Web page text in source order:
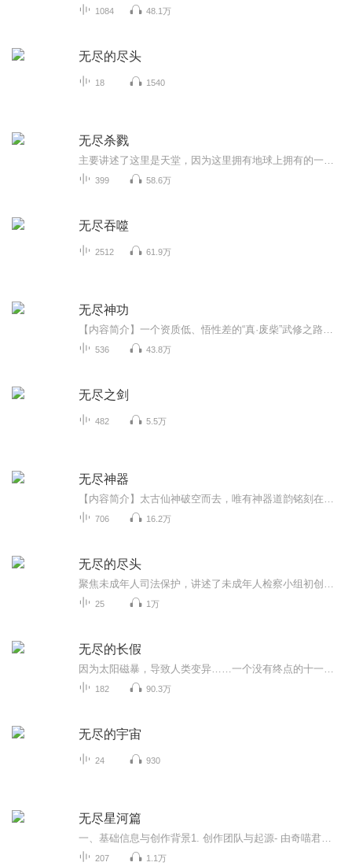
1084 48.1万
无尽的尽头
18 1540
无尽杀戮
399 58.6万
无尽吞噬
2512 61.9万
无尽神功
536 43.8万
无尽之剑
482 5.5万
无尽神器
706 16.2万
无尽的尽头
25 1万
无尽的长假
182 90.3万
无尽的宇宙
24 930
无尽星河篇
207 1.1万